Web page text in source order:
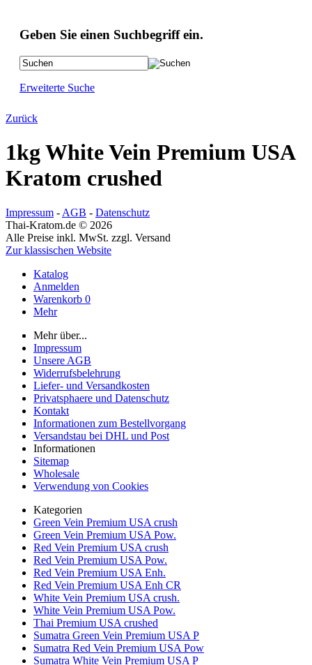
Geben Sie einen Suchbegriff ein.
Erweiterte Suche
Zurück
1kg White Vein Premium USA
Kratom crushed
Impressum - AGB - Datenschutz
Thai-Kratom.de © 2026
Alle Preise inkl. MwSt. zzgl. Versand
Zur klassischen Website
Katalog
Anmelden
Warenkorb 0
Mehr
Mehr über...
Impressum
Unsere AGB
Widerrufsbelehrung
Liefer- und Versandkosten
Privatsphaere und Datenschutz
Kontakt
Informationen zum Bestellvorgang
Versandstau bei DHL und Post
Informationen
Sitemap
Wholesale
Verwendung von Cookies
Kategorien
Green Vein Premium USA crush
Green Vein Premium USA Pow.
Red Vein Premium USA crush
Red Vein Premium USA Pow.
Red Vein Premium USA Enh.
Red Vein Premium USA Enh CR
White Vein Premium USA crush.
White Vein Premium USA Pow.
Thai Premium USA crushed
Sumatra Green Vein Premium USA P
Sumatra Red Vein Premium USA Pow
Sumatra White Vein Premium USA P